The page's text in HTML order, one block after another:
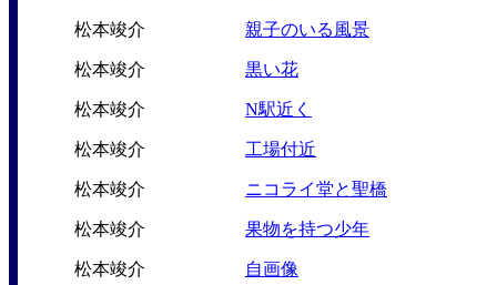
松本竣介 親子のいる風景
松本竣介 黒い花
松本竣介 N駅近く
松本竣介 工場付近
松本竣介 ニコライ堂と聖橋
松本竣介 果物を持つ少年
松本竣介 自画像